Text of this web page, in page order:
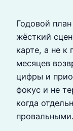
Годовой
жёсткий
карте, а не к
месяцев
цифры и
фокус и не
когда
провальными.